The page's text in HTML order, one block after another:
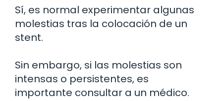
Sí, es normal experimentar algunas
molestias tras la colocación de un
stent.
Sin embargo, si las molestias son
intensas o persistentes, es
importante consultar a un médico.